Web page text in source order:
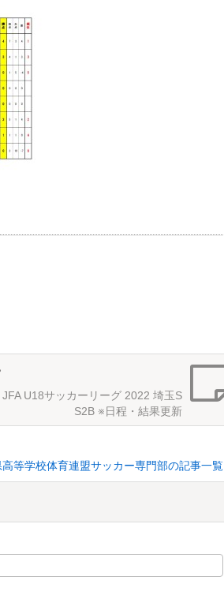
U18サッカーリーグ 2022 埼玉S
S2B ※日程・結果更新
等学校体育連盟サッカー専門部の記事一覧